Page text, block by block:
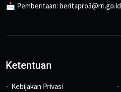
📩 Pemberitaan: beritapro3@rri.go.id
Ketentuan
Kebijakan Privasi